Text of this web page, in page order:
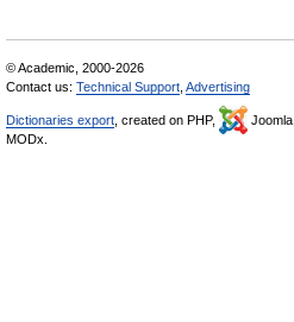
© Academic, 2000-2026
Contact us: Technical Support Advertising
Dictionaries export , created on PHP, Joomla,
MODx.